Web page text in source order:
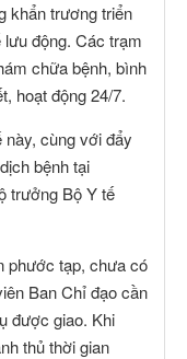
khẩn trương triển
động. Các trạm
chữa bệnh, bình
hoạt động 24/7.
cùng với đẩy
bệnh tại
trưởng Bộ Y tế
phước tạp, chưa có
Ban Chỉ đạo cần
được giao. Khi
thủ thời gian